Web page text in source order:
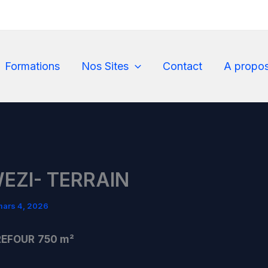
Formations Nos Sites Contact A
TERRAIN
4, 2026
750 m²